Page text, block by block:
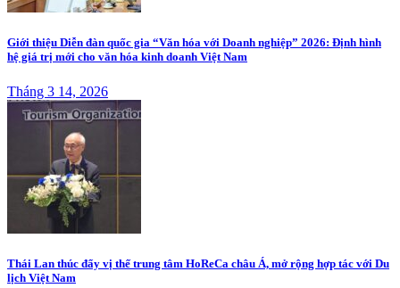
Giới thiệu Diễn đàn quốc gia “Văn hóa với Doanh nghiệp” 2026: Định hình
hệ giá trị mới cho văn hóa kinh doanh Việt Nam
Tháng 3 14, 2026
Thái Lan thúc đẩy vị thế trung tâm HoReCa châu Á, mở rộng hợp tác với Du
lịch Việt Nam